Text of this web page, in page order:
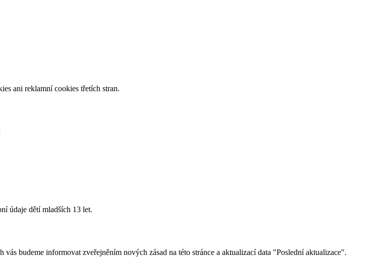
ani reklamní cookies třetích stran.
údaje dětí mladších 13 let.
budeme informovat zveřejněním nových zásad na této stránce a aktualizací data "Poslední aktualizace".